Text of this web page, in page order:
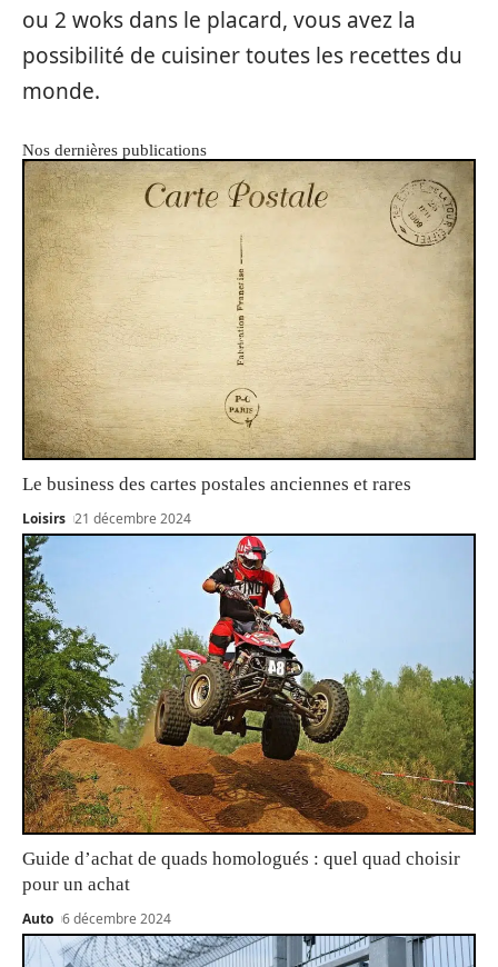
ou 2 woks dans le placard, vous avez la
possibilité de cuisiner toutes les recettes du
monde.
Nos dernières publications
Le business des cartes postales anciennes et rares
Loisirs 21 décembre 2024
Guide d’achat de quads homologués : quel quad choisir
pour un achat
Auto 6 décembre 2024